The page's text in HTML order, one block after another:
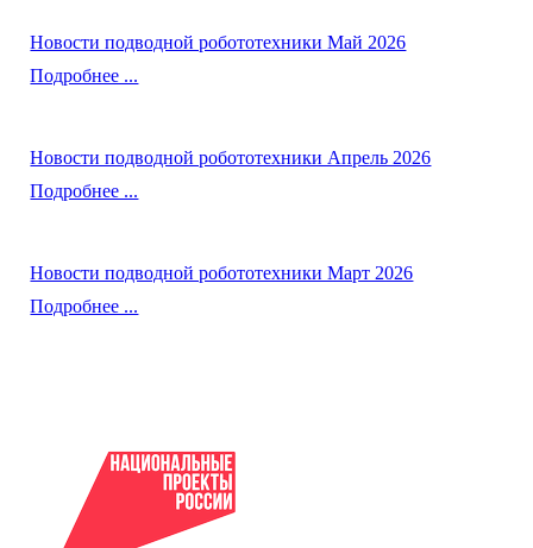
Новости подводной робототехники Май 2026
Подробнее ...
Новости подводной робототехники Апрель 2026
Подробнее ...
Новости подводной робототехники Март 2026
Подробнее ...